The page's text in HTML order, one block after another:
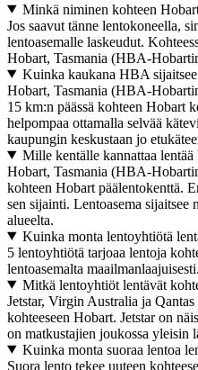
Minkä niminen kohteen
Jos saavut tänne lentokoneella,
lentoasemalle laskeudut.
Hobart, Tasmania (HBA-
Kuinka kaukana HBA
Hobart, Tasmania (HBA-
15 km:n päässä kohteen Hobart
helpompaa ottamalla selvää
kaupungin keskustaan jo
Mille kentälle kannattaa lentää
Hobart, Tasmania (HBA-
kohteen Hobart päälentokenttä.
sen sijainti. Lentoasema sijaitsee
alueelta.
Kuinka monta lentoyhtiötä
5 lentoyhtiötä tarjoaa lentoja
lentoasemalta maailmanlaajuisesti.
Mitkä lentoyhtiöt lentävät
Jetstar, Virgin Australia ja
kohteeseen Hobart. Jetstar on
on matkustajien joukossa yleisin
Kuinka monta suoraa lentoa
Suora lento tekee uuteen